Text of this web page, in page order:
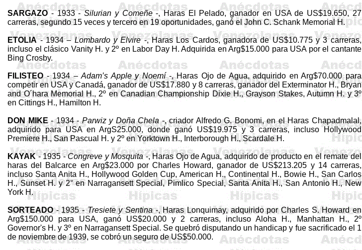
SARGAZO- 1933 -Silurian yComeñe-, Ha­ras El Pelado, ganador en USA de US$19.650, 27
carreras, segundo 15 veces y tercero en 19 oportunidades, ganó el John C.Schank Memorial H.
ETOLIA- 1934 –Lombardo yElvire-, Haras Los Cardos, ganadora de US$10.775 y 3 carreras,
incluso el clásico VanityH. y 2º en Labor Day H. Adquirida enArg$15.000 para USA por el cantante
Bing Crosby.
FILISTEO- 1934 –Adam’s Apple y Noemí-, Haras Ojo de Agua, adquirido enArg$70.000 para
competir en USA y Canadá, ganador de US$17.880 y 8 carreras, ganador del ExterminatorH., Bryan
and O´haraMemorial H., 2º enCanadian Championship DixieH.,Grayson Stakes, AutumnH. y 3º
enCittings H., Hamilton H.
DON MIKE- 1934 -Parwizy DoñaChela-, criador Alfredo G.Bonomi, en el Haras Chapadmalal,
adquirido para USA enArgS25.000, donde ganó US$19.975 y 3 carre­ras, incluso Hollywood
Premiere H., San Pascual H. y 2º enYorktownH., InterboroughH.,ScardaleH.
KAYAK- 1935 -Congreve y Mosquita-, Haras Ojo de Agua, adquirido de producto en el remate del
haras del Balcarce en Arg$23.000 por Charles Howard, ganador de US$213.205 y 14 carreras,
incluso Santa Anita H., Hollywood GoldenCup, American H., Continen­tal H., Bowie H., San Carlos
H.,SunsetH. y 2° en NarragansettSpecial,Pimlico Special, San­ta Anita H., San Antonio H.,New
York H.
SORTEADO- 1935 -Tresietey Sentina-, Haras Lonquimay, adquirido por Charles S. Howard en
Arg$150.000 para USA, ganó US$20.000 y 2 carreras, inclusoAloha H., Manhattan H., 2º
Governor's H. y 3º en Narragansett Special . Se quebró disputando un handicap y fue sacrificado el 1
de noviembre de 1939, se cobró un seguro de US$50.000.